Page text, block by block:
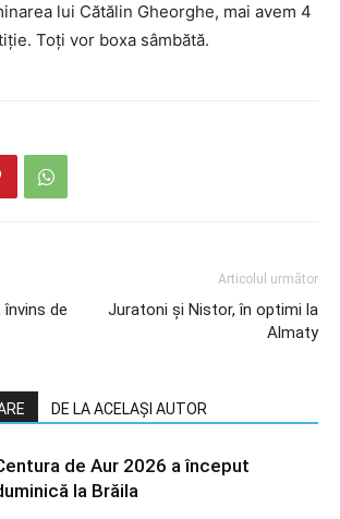
lui Cătălin Gheorghe, mai avem 4
Toţi vor boxa sâmbătă.
învins de
Articolul următor
Juratoni şi Nistor, în optimi la
Almaty
DE LA ACELAȘI AUTOR
de Aur 2026 a început
la Brăila